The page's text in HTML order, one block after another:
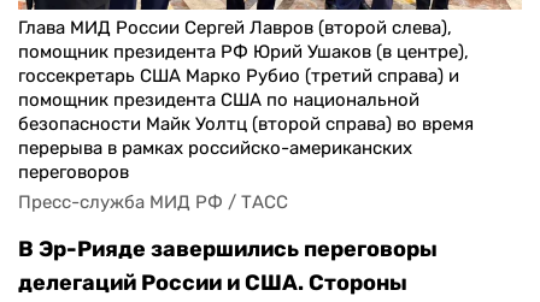
Глава МИД России Сергей Лавров (второй слева),
помощник президента РФ Юрий Ушаков (в центре),
госсекретарь США Марко Рубио (третий справа) и
помощник президента США по национальной
безопасности Майк Уолтц (второй справа) во время
перерыва в рамках российско-американских
переговоров
Пресс-служба МИД РФ / ТАСС
В Эр-Рияде завершились переговоры
делегаций России и США. Стороны